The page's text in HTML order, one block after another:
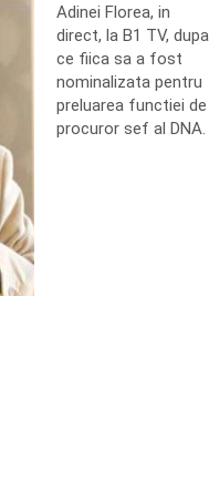
Adinei Florea, in
direct, la B1 TV, dupa
ce fiica sa a fost
nominalizata pentru
preluarea functiei de
procuror sef al DNA.